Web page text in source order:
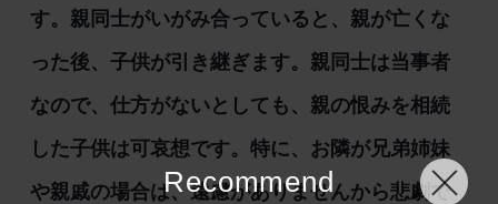
す。親同士がいがみ合っていると、親が亡くな
った後、子供が引き継ぎます。親同士は当事者
なので、仕方がないとしても、親の恨みを相続
した子供は可哀想です。特に、お隣が兄弟姉妹
や親戚の場合は、遠慮がありませんから悲劇で
Recommend